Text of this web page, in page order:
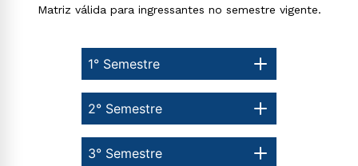
Matriz válida para ingressantes no semestre vigente.
1° Semestre
3° Semestre
2° Semestre